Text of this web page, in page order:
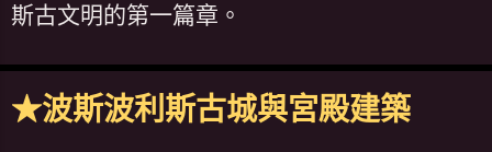
斯古文明的第一篇章。
★波斯波利斯古城與宮殿建築